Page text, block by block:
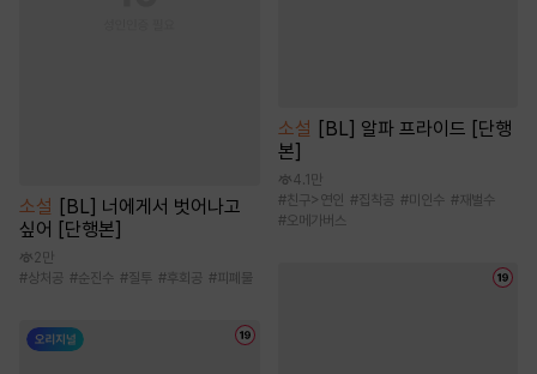
소설 [BL] 너에게서 벗어나고
싶어 [단행본]
2만
#상처공 #순진수 #질투 #후회공 #피폐물
소설 [BL] 알파 프라이드 [단행
본]
4.1만
#친구>연인 #집착공 #미인수 #재벌수
#오메가버스